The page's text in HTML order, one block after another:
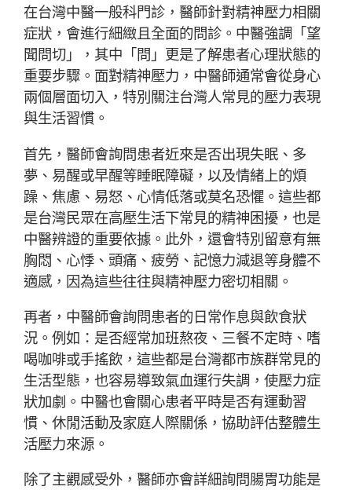
在台灣中醫一般科門診，醫師針對精神壓力相關
症狀，會進行細緻且全面的問診。中醫強調「望
聞問切」，其中「問」更是了解患者心理狀態的
重要步驟。面對精神壓力，中醫師通常會從身心
兩個層面切入，特別關注台灣人常見的壓力表現
與生活習慣。
首先，醫師會詢問患者近來是否出現失眠、多
夢、易醒或早醒等睡眠障礙，以及情緒上的煩
躁、焦慮、易怒、心情低落或莫名恐懼。這些都
是台灣民眾在高壓生活下常見的精神困擾，也是
中醫辨證的重要依據。此外，還會特別留意有無
胸悶、心悸、頭痛、疲勞、記憶力減退等身體不
適感，因為這些往往與精神壓力密切相關。
再者，中醫師會詢問患者的日常作息與飲食狀
況。例如：是否經常加班熬夜、三餐不定時、嗜
喝咖啡或手搖飲，這些都是台灣都市族群常見的
生活型態，也容易導致氣血運行失調，使壓力症
狀加劇。中醫也會關心患者平時是否有運動習
慣、休閒活動及家庭人際關係，協助評估整體生
活壓力來源。
除了主觀感受外，醫師亦會詳細詢問腸胃功能是